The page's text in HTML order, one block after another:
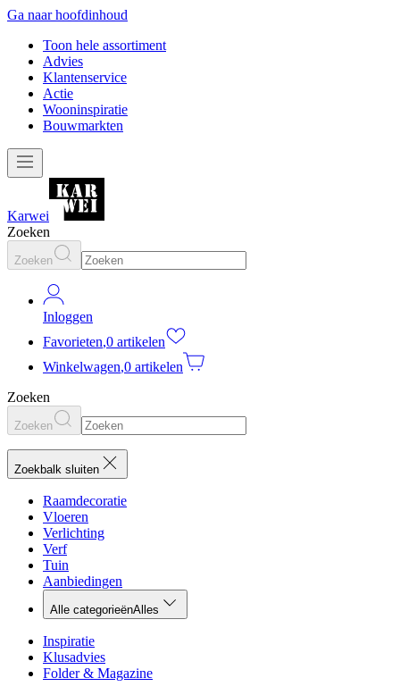
Ga naar hoofdinhoud
Toon hele assortiment
Advies
Klantenservice
Actie
Wooninspiratie
Bouwmarkten
Karwei
Zoeken
Zoeken
Inloggen
Favorieten,0 artikelen
Winkelwagen,0 artikelen
Zoeken
Zoeken
Zoekbalk sluiten
Raamdecoratie
Vloeren
Verlichting
Verf
Tuin
Aanbiedingen
Alle categorieënAlles
Inspiratie
Klusadvies
Folder & Magazine